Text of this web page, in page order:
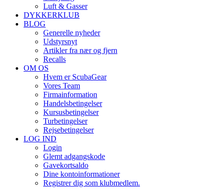
Luft & Gasser
DYKKERKLUB
BLOG
Generelle nyheder
Udstyrsnyt
Artikler fra nær og fjern
Recalls
OM OS
Hvem er ScubaGear
Vores Team
Firmainformation
Handelsbetingelser
Kursusbetingelser
Turbetingelser
Rejsebetingelser
LOG IND
Login
Glemt adgangskode
Gavekortsaldo
Dine kontoinformationer
Registrer dig som klubmedlem.